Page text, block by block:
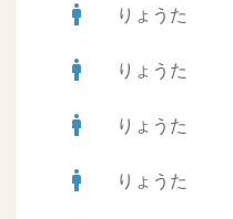
man りょうた
man りょうた
man りょうた
man りょうた